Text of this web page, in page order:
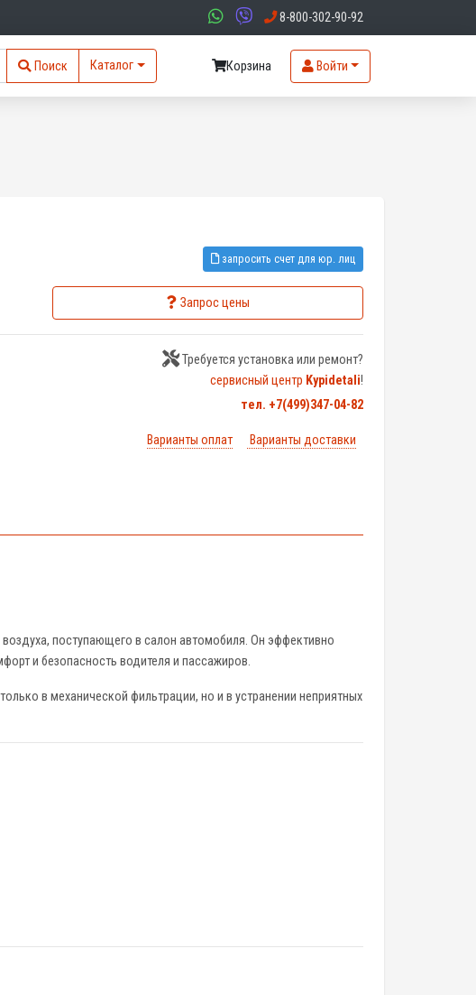
8-800-302-90-92
Поиск Каталог Корзина Войти
запросить счет для юр. лиц
Запрос цены
Требуется установка или ремонт?
сервисный центр Kypidetali!
тел. +7(499)347-04-82
Варианты оплат Варианты доставки
поступающего в салон автомобиля. Он эффективно
и безопасность водителя и пассажиров.
в механической фильтрации, но и в устранении неприятных